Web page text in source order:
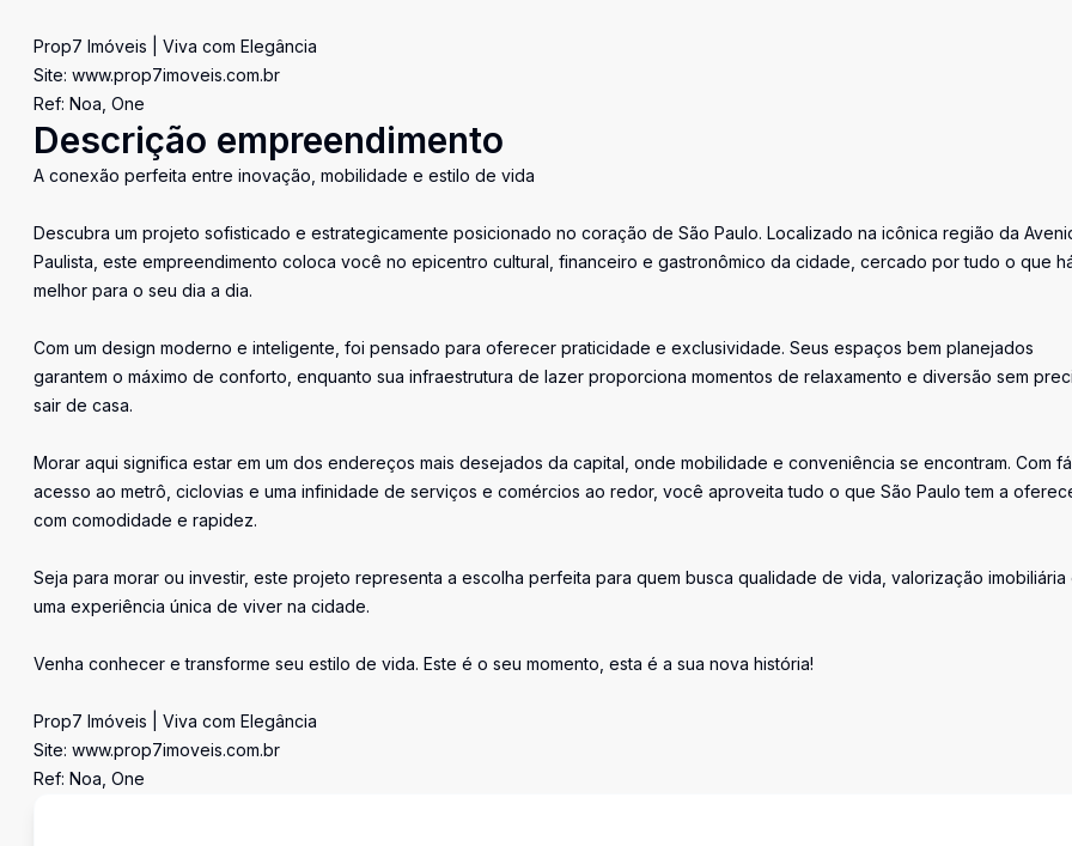
Prop7 Imóveis | Viva com Elegância
Site: www.prop7imoveis.com.br
Ref: Noa, One
Descrição empreendimento
A conexão perfeita entre inovação, mobilidade e estilo de vida
Descubra um projeto sofisticado e estrategicamente posicionado no coração de São Paulo. Localizado na icônica região da
Paulista, este empreendimento coloca você no epicentro cultural, financeiro e gastronômico da cidade, cercado por tudo o que
melhor para o seu dia a dia.
Com um design moderno e inteligente, foi pensado para oferecer praticidade e exclusividade. Seus espaços bem planejados
garantem o máximo de conforto, enquanto sua infraestrutura de lazer proporciona momentos de relaxamento e diversão sem
sair de casa.
Morar aqui significa estar em um dos endereços mais desejados da capital, onde mobilidade e conveniência se encontram. Com
acesso ao metrô, ciclovias e uma infinidade de serviços e comércios ao redor, você aproveita tudo o que São Paulo tem a
com comodidade e rapidez.
Seja para morar ou investir, este projeto representa a escolha perfeita para quem busca qualidade de vida, valorização imobiliária
uma experiência única de viver na cidade.
Venha conhecer e transforme seu estilo de vida. Este é o seu momento, esta é a sua nova história!
Prop7 Imóveis | Viva com Elegância
Site: www.prop7imoveis.com.br
Ref: Noa, One